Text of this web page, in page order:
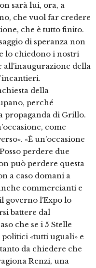
sarà lui, ora, a
che vuol far credere
che è tutto finito.
di speranza non
lo chiedono i nostri
all’inaugurazione della
della
perché
propaganda di Grillo.
come
«È un’occasione
perdere due
può perdere questa
a caso domani a
commercianti e
l’Expo lo
battere dal
che se i 5 Stelle
«tutti uguali» e
da chiedere che
Renzi, una